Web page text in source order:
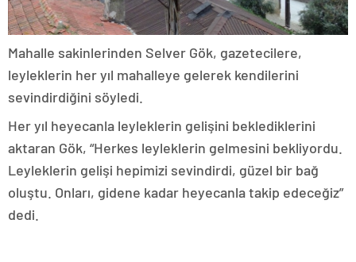
Mahalle sakinlerinden Selver Gök, gazetecilere,
leyleklerin her yıl mahalleye gelerek kendilerini
sevindirdiğini söyledi.
Her yıl heyecanla leyleklerin gelişini beklediklerini
aktaran Gök, “Herkes leyleklerin gelmesini bekliyordu.
Leyleklerin gelişi hepimizi sevindirdi, güzel bir bağ
oluştu. Onları, gidene kadar heyecanla takip edeceğiz”
dedi.